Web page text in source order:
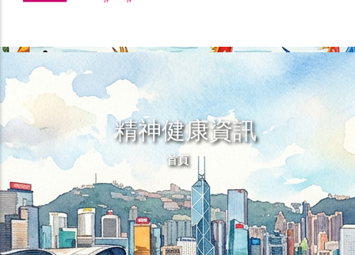
精神健康資訊
導航連結
首頁